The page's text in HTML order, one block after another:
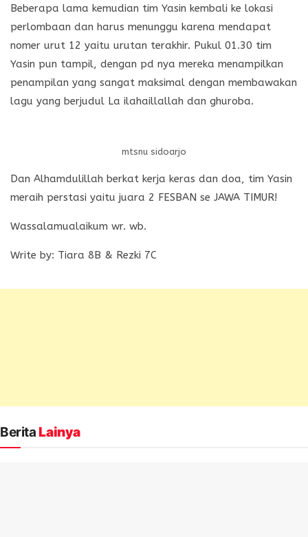
Beberapa lama kemudian tim Yasin kembali ke lokasi
perlombaan dan harus menunggu karena mendapat
nomer urut 12 yaitu urutan terakhir. Pukul 01.30 tim
Yasin pun tampil, dengan pd nya mereka menampilkan
penampilan yang sangat maksimal dengan membawakan
lagu yang berjudul La ilahaillallah dan ghuroba.
mtsnu sidoarjo
Dan Alhamdulillah berkat kerja keras dan doa, tim Yasin
meraih perstasi yaitu juara 2 FESBAN se JAWA TIMUR!
Wassalamualaikum wr. wb.
Write by: Tiara 8B & Rezki 7C
BeritaLainya